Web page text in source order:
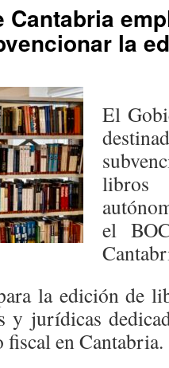
Cantabria
la
El
libros
el
la edición de
y jurídicas
en Cantabria.